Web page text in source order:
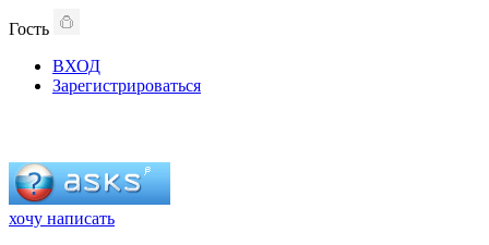
Гость
ВХОД
Зарегистрироваться
хочу написать